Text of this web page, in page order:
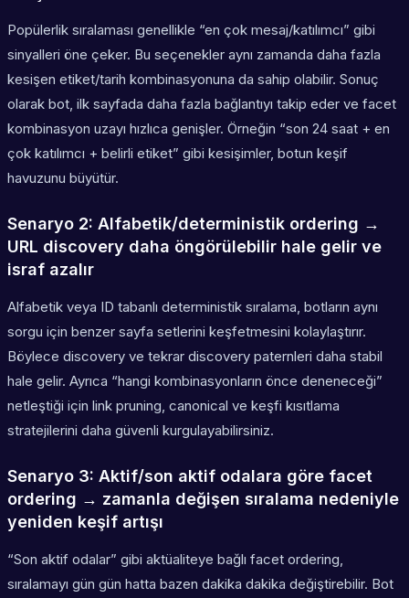
Popülerlik sıralaması genellikle “en çok mesaj/katılımcı” gibi
sinyalleri öne çeker. Bu seçenekler aynı zamanda daha fazla
kesişen etiket/tarih kombinasyonuna da sahip olabilir. Sonuç
olarak bot, ilk sayfada daha fazla bağlantıyı takip eder ve facet
kombinasyon uzayı hızlıca genişler. Örneğin “son 24 saat + en
çok katılımcı + belirli etiket” gibi kesişimler, botun keşif
havuzunu büyütür.
Senaryo 2: Alfabetik/deterministik ordering →
URL discovery daha öngörülebilir hale gelir ve
israf azalır
Alfabetik veya ID tabanlı deterministik sıralama, botların aynı
sorgu için benzer sayfa setlerini keşfetmesini kolaylaştırır.
Böylece discovery ve tekrar discovery paternleri daha stabil
hale gelir. Ayrıca “hangi kombinasyonların önce deneneceği”
netleştiği için link pruning, canonical ve keşfi kısıtlama
stratejilerini daha güvenli kurgulayabilirsiniz.
Senaryo 3: Aktif/son aktif odalara göre facet
ordering → zamanla değişen sıralama nedeniyle
yeniden keşif artışı
“Son aktif odalar” gibi aktüaliteye bağlı facet ordering,
sıralamayı gün gün hatta bazen dakika dakika değiştirebilir. Bot